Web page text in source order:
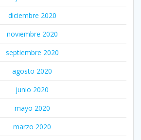
diciembre 2020
noviembre 2020
septiembre 2020
agosto 2020
junio 2020
mayo 2020
marzo 2020